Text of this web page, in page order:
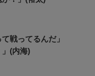
戦ってるんだ」
」(内海)